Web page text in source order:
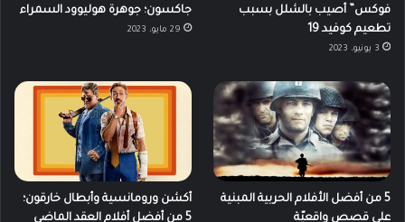
فوكس” أصيب بالشلل بسبب
تطعيم كوفيد 19
3 يونيو، 2023
جاكسون؛ جوهرة هوليوود السمراء
29 مايو، 2023
5 من أفضل الأفلام الحربية المبنية
على قصص واقعيّة
أكشن ورومانسية وأبطال خارقون؛
5 من أفضل أفلام العقد الماضي